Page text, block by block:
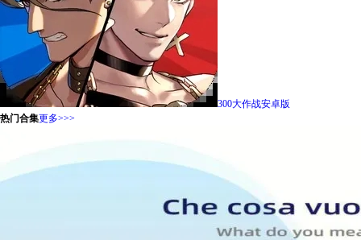
300大作战安卓版
热门合集更多>>>